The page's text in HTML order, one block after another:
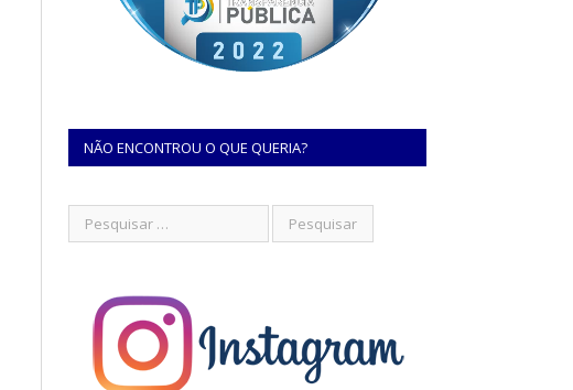
NÃO ENCONTROU O QUE QUERIA?